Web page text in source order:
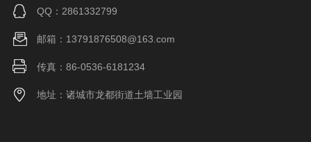
QQ：2861332799
邮箱：13791876508@163.com
传真：86-0536-6181234
地址：诸城市龙都街道土墙工业园